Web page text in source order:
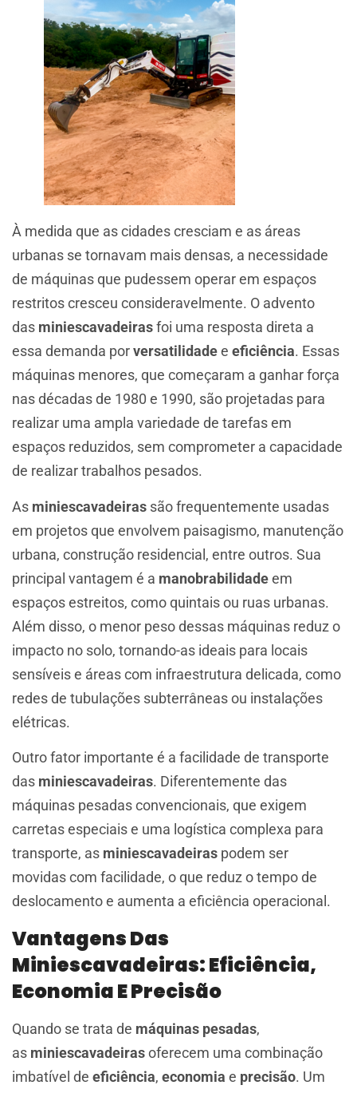
À medida que as cidades cresciam e as áreas
urbanas se tornavam mais densas, a necessidade
de máquinas que pudessem operar em espaços
restritos cresceu consideravelmente. O advento
das miniescavadeirasfoi uma resposta direta a
essa demanda porversatilidadee eficiência. Essas
máquinas menores, que começaram a ganhar força
nas décadas de 1980 e 1990, são projetadas para
realizar uma ampla variedade de tarefas em
espaços reduzidos, sem comprometer a capacidade
de realizar trabalhos pesados.
As miniescavadeiras são frequentemente usadas
em projetos que envolvem paisagismo, manutenção
urbana, construção residencial, entre outros. Sua
principal vantagem é a manobrabilidadeem
espaços estreitos, como quintais ou ruas urbanas.
Além disso, o menor peso dessas máquinas reduz o
impacto no solo, tornando-as ideais para locais
sensíveis e áreas com infraestrutura delicada, como
redes de tubulações subterrâneas ou instalações
elétricas.
Outro fator importante é a facilidade de transporte
das miniescavadeiras. Diferentemente das
máquinas pesadas convencionais, que exigem
carretas especiais e uma logística complexa para
transporte, as miniescavadeiras podem ser
movidas com facilidade, o que reduz o tempo de
deslocamento e aumenta a eficiência operacional.
Vantagens Das
Miniescavadeiras: Eficiência,
Economia E Precisão
Quando se trata de máquinas pesadas,
as miniescavadeirasoferecem uma combinação
imbatível de eficiência, economia e precisão. Um